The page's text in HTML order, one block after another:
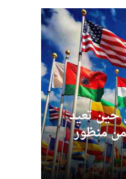
حين تعيد
منظور